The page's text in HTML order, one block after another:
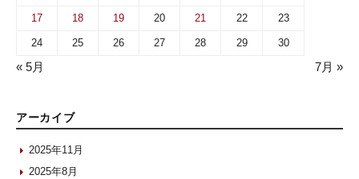
17 18 19 20 21 22 23
24 25 26 27 28 29 30
« 5月 7月 »
アーカイブ
2025年11月
2025年8月